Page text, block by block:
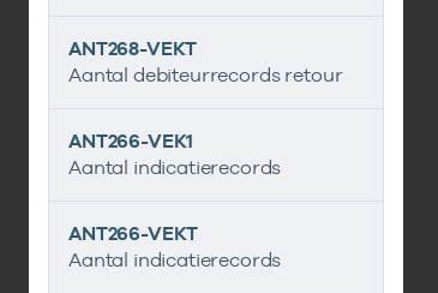
ANT268-VEKT
Aantal debiteurrecords retour
ANT266-VEK1
Aantal indicatierecords
ANT266-VEKT
Aantal indicatierecords